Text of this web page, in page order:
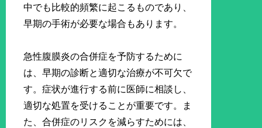
中でも比較的頻繁に起こるものであり、
早期の手術が必要な場合もあります。
急性腹膜炎の合併症を予防するために
は、早期の診断と適切な治療が不可欠で
す。症状が進行する前に医師に相談し、
適切な処置を受けることが重要です。ま
た、合併症のリスクを減らすためには、